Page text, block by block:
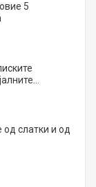
5
слатки и од